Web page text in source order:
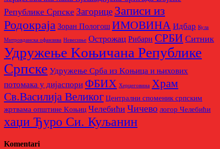
Републике Српске Загорице Записи из
Родoкраја Зоран Пологош ИМОВИНА Идбар Кула
Митровданска офанзива Невесињe Острожац Рибари СРБИ Ситник
Удружење Kоњичана Републике
Српске Удружење Срба из Kоњица и њихових
потомака у дијаспори ФБИХ Херцеговина Храм
Св.Василија Великог Централни споменик српским
жртвама општине Kоњиц Челебићи Чичево логор Челебићи
хаџи Ђуро Си. Куљанин
Komentari